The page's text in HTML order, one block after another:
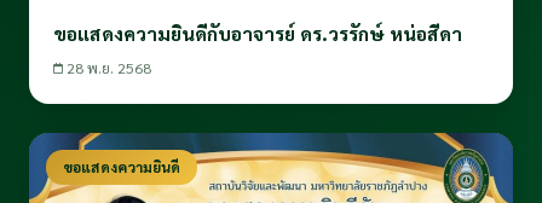
ขอแสดงความยินดีกับอาจารย์ ดร.วรรักษ์ หน่อสีดา
28 พ.ย. 2568
ขอแสดงความยินดี